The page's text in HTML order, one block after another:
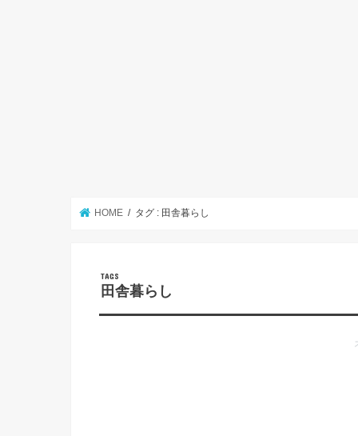
HOME タグ : 田舎暮らし
田舎暮らし